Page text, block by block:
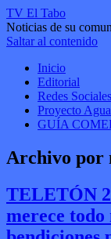
TV El Tabo
Noticias de su
Saltar al contenido
Inicio
Editorial
Redes
Proyecto
GUÍA
Archivo por
TELETÓN
merece todo